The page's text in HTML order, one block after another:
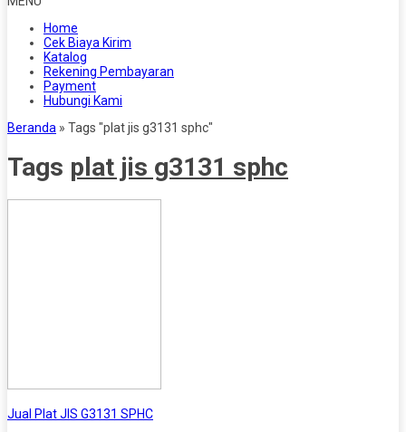
Home
Cek Biaya Kirim
Katalog
Rekening Pembayaran
Payment
Hubungi Kami
Beranda » Tags "plat jis g3131 sphc"
Tags plat jis g3131 sphc
Jual Plat JIS G3131 SPHC